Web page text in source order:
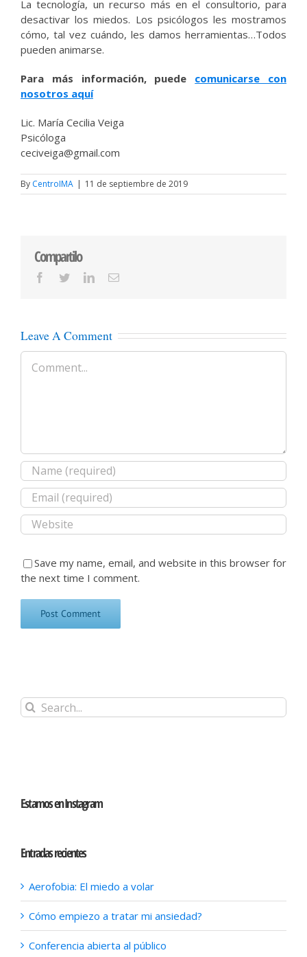
La tecnología, un recurso más en el consultorio, para
desactivar los miedos. Los psicólogos les mostramos
cómo, tal vez cuándo, les damos herramientas…Todos
pueden animarse.
Para más información, puede comunicarse con
nosotros aquí
Lic. María Cecilia Veiga
Psicóloga
ceciveiga@gmail.com
By CentroIMA | 11 de septiembre de 2019
Compartilo
Facebook
TwitterLinkedInEmail
Leave A Comment
Comment
Save my name, email, and website in this browser for
the next time I comment.
Search
for:
Estamos en Instagram
Entradas recientes
Aerofobia: El miedo a volar
Cómo empiezo a tratar mi ansiedad?
Conferencia abierta al público